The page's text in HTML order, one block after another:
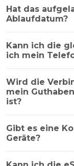
Hat das
Ablaufdatum?
Kann ich die
ich mein
Wird die
mein
ist?
Gibt es eine
Geräte?